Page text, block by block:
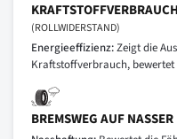
KRAFTSTOFFVERBRAUCH
(ROLLWIDERSTAND)
Energieeffizienz:Zeigt die
Kraftstoffverbrauch,
BREMSWEG AUF